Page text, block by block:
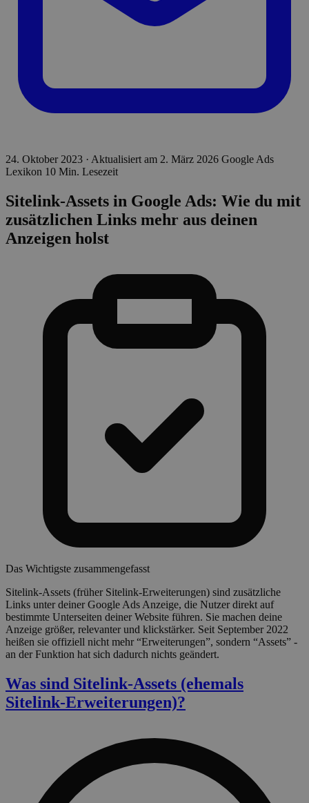
24. Oktober 2023 · Aktualisiert am 2. März 2026 Google Ads
Lexikon 10 Min. Lesezeit
Sitelink-Assets in Google Ads: Wie du mit
zusätzlichen Links mehr aus deinen
Anzeigen holst
Das Wichtigste zusammengefasst
Sitelink-Assets (früher Sitelink-Erweiterungen) sind zusätzliche
Links unter deiner Google Ads Anzeige, die Nutzer direkt auf
bestimmte Unterseiten deiner Website führen. Sie machen deine
Anzeige größer, relevanter und klickstärker. Seit September 2022
heißen sie offiziell nicht mehr “Erweiterungen”, sondern “Assets” -
an der Funktion hat sich dadurch nichts geändert.
Was sind Sitelink-Assets (ehemals
Sitelink-Erweiterungen)?